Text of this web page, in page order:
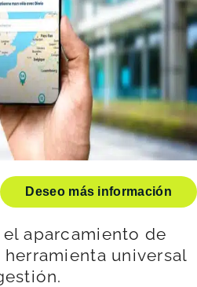
Deseo más información
aparcamiento de
universal